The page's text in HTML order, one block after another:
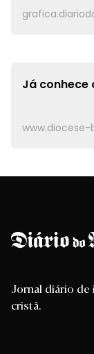
Já conhece
www.diocese-
Jornal diário de
cristã.